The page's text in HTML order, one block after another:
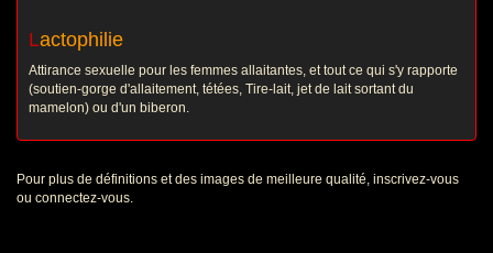
Lactophilie
Attirance sexuelle pour les femmes allaitantes, et tout ce qui s'y rapporte
(soutien-gorge d'allaitement, tétées, Tire-lait, jet de lait sortant du
mamelon) ou d'un biberon.
Pour plus de définitions et des images de meilleure qualité, inscrivez-vous
ou connectez-vous.